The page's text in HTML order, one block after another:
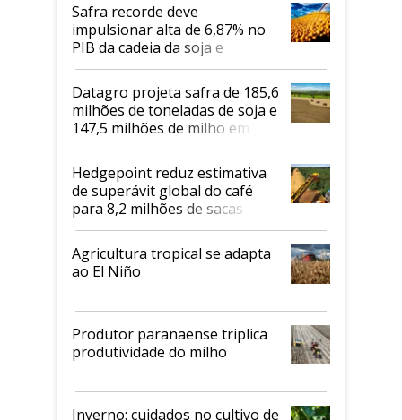
Safra recorde deve
impulsionar alta de 6,87% no
PIB da cadeia da soja e
biodiesel em 2026
Datagro projeta safra de 185,6
milhões de toneladas de soja e
147,5 milhões de milho em
2026/27
Hedgepoint reduz estimativa
de superávit global do café
para 8,2 milhões de sacas
Agricultura tropical se adapta
ao El Niño
Produtor paranaense triplica
produtividade do milho
Inverno: cuidados no cultivo de